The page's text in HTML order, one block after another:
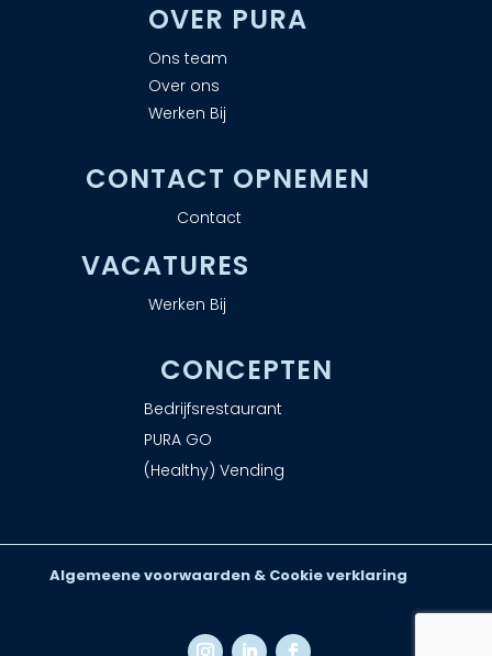
OVER PURA
Ons team
Over ons
Werken Bij
CONTACT OPNEMEN
Contact
VACATURES
Werken Bij
CONCEPTEN
Bedrijfsrestaurant
PURA GO
(Healthy) Vending
Algemeene voorwaarden & Cookie verklaring